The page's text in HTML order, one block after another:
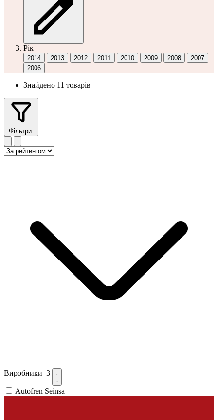
Рік
2014 2013 2012 2011 2010 2009 2008
2007
2006
Знайдено 11 товарів
Фільтри
Виробники 3
Autofren Seinsa